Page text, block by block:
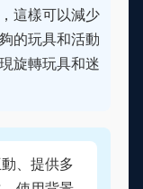
這樣可以減少
的玩具和活動
旋轉玩具和迷
、提供多